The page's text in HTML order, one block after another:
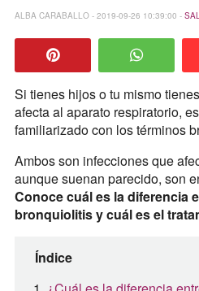
ALBA CARABALLO - 2019-09-26 10:39:00 -
Si tienes hijos o tu mismo
afecta al aparato respiratorio,
familiarizado con los términos
Ambos son infecciones que
aunque suenan parecido, son
Conoce cuál es la diferencia
bronquiolitis y cuál es el
Índice